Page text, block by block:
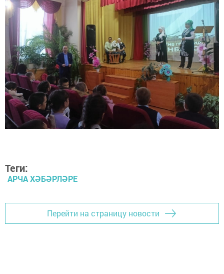
Теги:
АРЧА ХӘБӘРЛӘРЕ
Перейти на страницу новости